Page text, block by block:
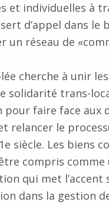
et individuelles à
sert d’appel dans le
un réseau de
cherche à unir
solidarité trans-
pour faire face aux
relancer le
siècle. Les biens
compris comme
qui met l’accent
dans la gestion